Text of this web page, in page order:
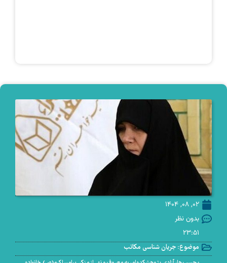
02, 08, 1404
بدون نظر
23:51
موضوع: جریان شناسی مکاتب